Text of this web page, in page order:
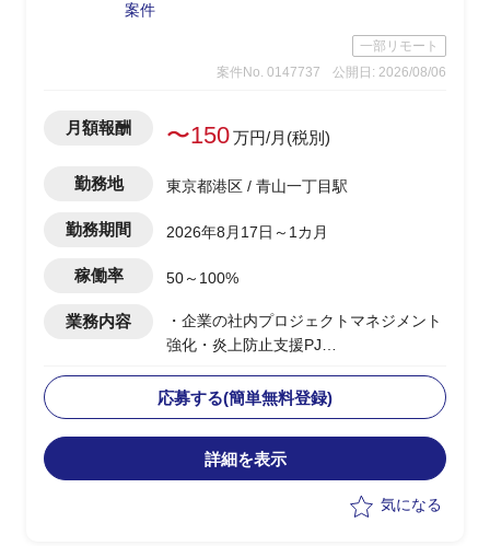
案件
一部リモート
案件No. 0147737
公開日: 2026/08/06
月額報酬 〜150万円/月(税別)
勤務地 東京都港区 / 青山一丁目駅
勤務期間 2026年8月17日～1カ月
稼働率 50～100%
業務内容
・企業の社内プロジェクトマネジメント
強化・炎上防止支援PJ
た、PMBOK第6版（10の知識エリア）に
基づくプロジェクトマネジメント診断の
実施
・診断結果に基づく優先度付け・課題抽
リセールス段階の品質向上）
応募する(簡単無料登録)
詳細を表示
気になる